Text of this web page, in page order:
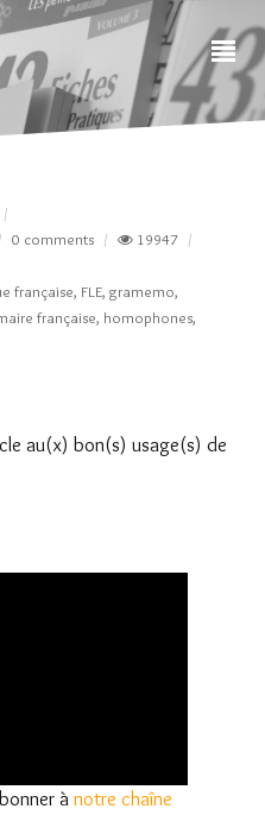
0 comments
19947
française, FLE, gramemo,
française, homophones,
au(x) bon(s) usage(s) de
à notre chaîne